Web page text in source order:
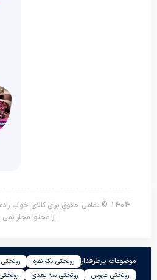
1404 © تمامی حقوق برای کالای خواب
از محتوا مجاز نمی
موضوعات پرطرفدار روتختی یک نفره روتختی
روتختی عروس
روتختی سه بعدی